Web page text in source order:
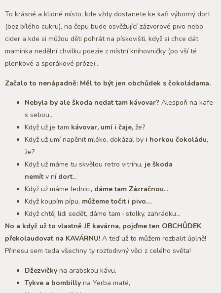
To krásné a klidné místo, kde vždy dostanete ke kafi výborný dort
(bez bílého cukru), na čepu bude osvěžující zázvorové pivo nebo
cider a kde si můžou děti pohrát na pískovišti, když si chce dát
maminka nedělní chvilku poezie z místní knihovničky (po vší té
plenkové a sporákové próze)…
Začalo to nenápadně: Měl to být jen obchůdek s čokoládama.
Nebyla by ale škoda nedat tam kávovar? Alespoň na kafe
s sebou…
Když už je tam kávovar, umí i čaje, že?
Když už umí napěnit mléko, dokázal by i horkou čokoládu,
že?
Když už máme tu skvělou retro vitrínu, je škoda
nemít v ní dort…
Když už máme lednici, dáme tam Zázračnou…
Když koupím pípu, můžeme točit i pivo…
Když chtěj lidi sedět, dáme tam i stolky, zahrádku…
No a když už to vlastně JE kavárna, pojďme ten OBCHŮDEK
překolaudovat na KAVÁRNU! A teď už to můžem rozbalit úplně!
Přinesu sem teda všechny ty roztodivný věci z celého světa!
Džezvičky na arabskou kávu,
Tykve a bombilly na Yerba maté,